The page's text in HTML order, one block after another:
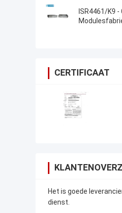
ISR4461/K9
CERTIFICAAT
Het is goede
dienst.